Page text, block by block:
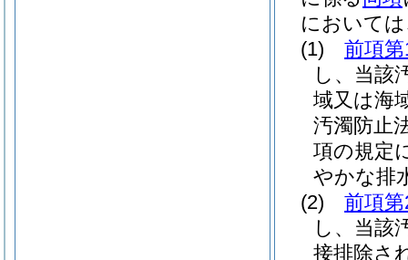
において
(1)
前項
し、当該
域又は海
汚濁防止
項の規定
やかな排
(2)
前項
し、当該
接排除さ